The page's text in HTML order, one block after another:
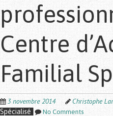
Centre
Familial
3 novembre 2014 Christophe
Spécialisé
No Comments